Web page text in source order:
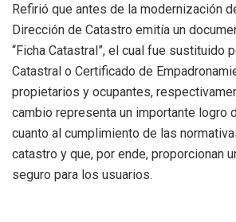
Refirió que antes de la modernización
Dirección de Catastro emitía un
“Ficha Catastral”, el cual fue sustituido
Catastral o Certificado de
propietarios y ocupantes,
cambio representa un importante logro
cuanto al cumplimiento de las
catastro y que, por ende, proporcionan
seguro para los usuarios.